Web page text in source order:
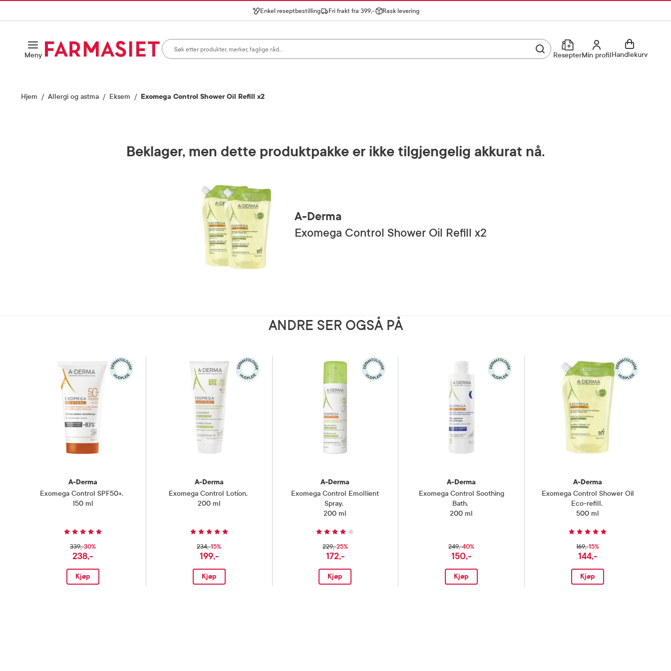
Enkel reseptbestilling Fri frakt fra 399,- Rask levering
INNHOLD
MenyÅpne
Søk i apotek
Utfør søkResepterMin profilMin profilHandlekurv
Hjem Allergi og astma Eksem Exomega Control Shower Oil Refill x2
Beklager, men dette produktpakke er ikke tilgjengelig akkurat nå.
A-Derma
Exomega Control Shower Oil Refill x2
ANDRE SER OGSÅ PÅ
A-Derma
Exomega Control SPF50+,
150 ml
339,-30%
238,-
Kjøp
A-Derma
Exomega Control Lotion,
200 ml
234,-15%
199,-
Kjøp
A-Derma
Exomega Control Emollient
Spray,
200 ml
229,-25%
172,-
Kjøp
A-Derma
Exomega Control Soothing
Bath,
200 ml
249,-40%
150,-
Kjøp
A-Derma
Exomega Control Shower Oil
Eco-refill,
500 ml
169,-15%
144,-
Kjøp